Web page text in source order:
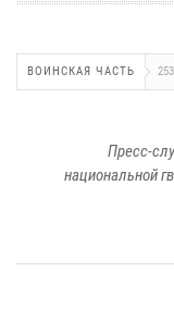
ВОИНСКАЯ ЧАСТЬ 253
Пресс-
национальной